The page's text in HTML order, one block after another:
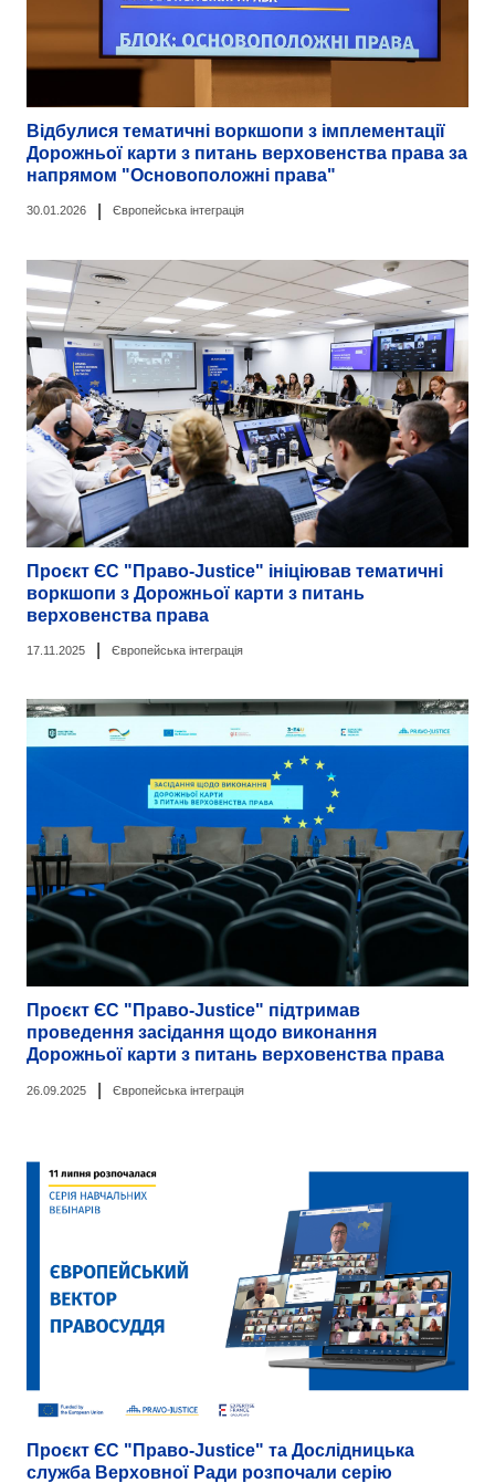
Відбулися тематичні воркшопи з імплементації
Дорожньої карти з питань верховенства права за
напрямом "Основоположні права"
30.01.2026 Європейська інтеграція
Проєкт ЄС "Право-Justice" ініціював тематичні
воркшопи з Дорожньої карти з питань
верховенства права
17.11.2025 Європейська інтеграція
Проєкт ЄС "Право-Justice" підтримав
проведення засідання щодо виконання
Дорожньої карти з питань верховенства права
26.09.2025 Європейська інтеграція
Проєкт ЄС "Право-Justice" та Дослідницька
служба Верховної Ради розпочали серію